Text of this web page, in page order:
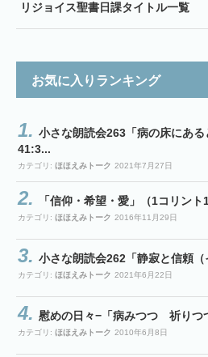
リジョイス聖書日課タイトル一覧
お気に入りランキング
小さな朗読会263「病の床にある
41:3...
カテゴリ: ほほえみトーク 2021年7月27日
「信仰・希望・愛」（1コリント
カテゴリ: ほほえみトーク 2016年11月29日
小さな朗読会262「静寂と信頼
カテゴリ: ほほえみトーク 2021年6月22日
慰めの日々−「病みつつ 祈りつ
カテゴリ: ほほえみトーク 2010年6月8日